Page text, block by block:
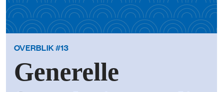
OVERBLIK #13
Generelle